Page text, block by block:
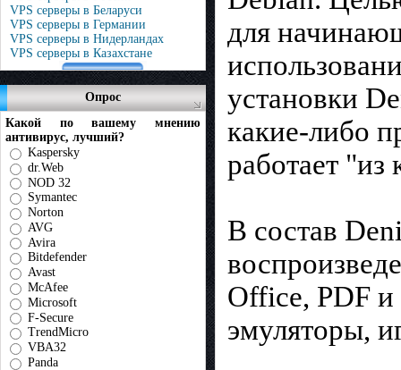
VPS серверы в Беларуси
VPS серверы в Германии
VPS серверы в Нидерландах
VPS серверы в Казахстане
Опрос
Какой по вашему мнению
антивирус, лучший?
Kaspersky
dr.Web
NOD 32
Symantec
Norton
AVG
Avira
Bitdefender
Avast
McAfee
Microsoft
F-Secure
TrendMicro
VBA32
Panda
для
установки
какие-либо
работает "из
В состав
Office, PDF
эмуляторы,